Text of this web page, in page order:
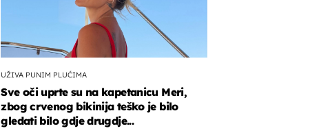
UŽIVA PUNIM PLUĆIMA
Sve oči uprte su na kapetanicu Meri,
zbog crvenog bikinija teško je bilo
gledati bilo gdje drugdje...